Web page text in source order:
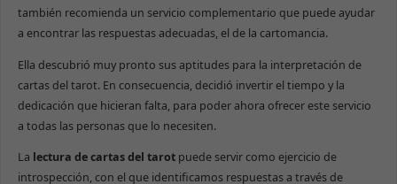
también recomienda un servicio complementario que puede ayudar
a encontrar las respuestas adecuadas, el de la cartomancia.
Ella descubrió muy pronto sus aptitudes para la interpretación de
cartas del tarot. En consecuencia, decidió invertir el tiempo y la
dedicación que hicieran falta, para poder ahora ofrecer este servicio
a todas las personas que lo necesiten.
La lectura de cartas del tarotpuede servir como ejercicio de
introspección, con el que identificamos respuestas a través de